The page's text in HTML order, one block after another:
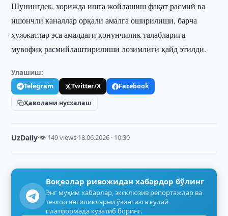
Шунингдек, хорижда ишга жойлашиш фақат расмий ва
ишончли каналлар орқали амалга оширилиши, барча
ҳужжатлар эса амалдаги қонунчилик талабларига
мувофиқ расмийлаштирилиши лозимлиги қайд этилди.
Улашиш:
Telegram Twitter/X
Facebook
Ҳаволани нусхалаш
UzDaily·👁 149 views·18.06.2026 · 10:30
Воқеалар ривожидан хабардор бўлинг
Энг муҳим хабарлар, эксклюзив репортажлар ва
тезкор янгиликларни ўзингизга қулай
платформада кузатиб боринг.